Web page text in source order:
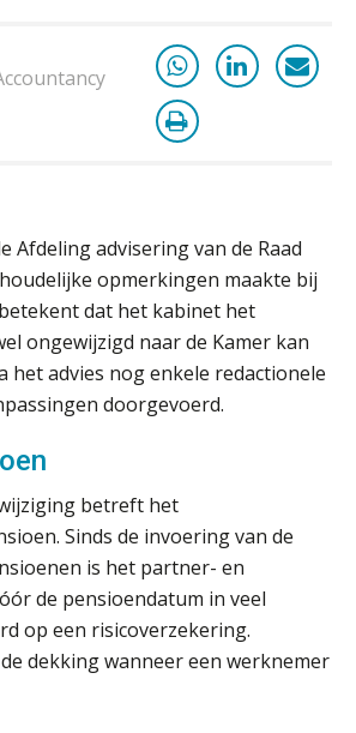
Afdeling advisering van de Raad
opmerkingen maakte bij
dat het kabinet het
ongewijzigd naar de Kamer kan
het advies nog enkele redactionele
doorgevoerd.
betreft het
Sinds de invoering van de
is het partner- en
de pensioendatum in veel
op een risicoverzekering.
dekking wanneer een werknemer
Hoe snellere straatjes het zicht op
datakwaliteit vertroebelen
Waarom een VOF-contract net zo
belangrijk is als het zakelijk plan zelf
Waarom jouw klant sneller
antwoordt via een app dan via de
het, en waar let je op?
Het herbeleggen van de
Herinvesteringsreserve (HIR) in een
vastgoedbeleggingsfonds?
Inzicht in je organisatie: de kracht zit
in eenvoud